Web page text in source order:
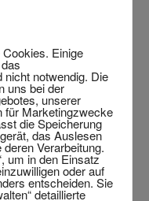
Einige
notwendig. Die
uns bei der
unserer
für Marketingzwecke
die Speicherung
das Auslesen
Verarbeitung.
um in den Einsatz
oder auf
entscheiden. Sie
detaillierte